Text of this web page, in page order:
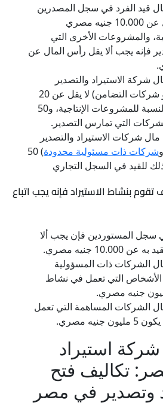
قيد الفرد في سجل المصدرين
والمستوردين لا يقل عن 10.000 جنيه مصري
والمشروعات الأخرى التي
فإنه يجب ألا يقل رأس المال عن
شركة الاستيراد والتصدير
أو شركات التضامن) لا يقل عن 20
ألف جنيه مصري بالنسبة للمشروعات الإنتاجية، و50
التي تمارس التصدير.
شركات الاستيراد والتصدير
شركات ذات مسئولية محدودة ) 50
للقيد في السجل التجاري
بنشاط الاستيراد فإنه يجب اتباع
سجل المستوردين فإن يجب ألا
جنيه مصري.
الشركات ذات المسؤولية
التي تعمل في نشاط
الشركات المساهمة التي تعمل
مصري.
استيراد
تكاليف فتح
وتصدير في مصر